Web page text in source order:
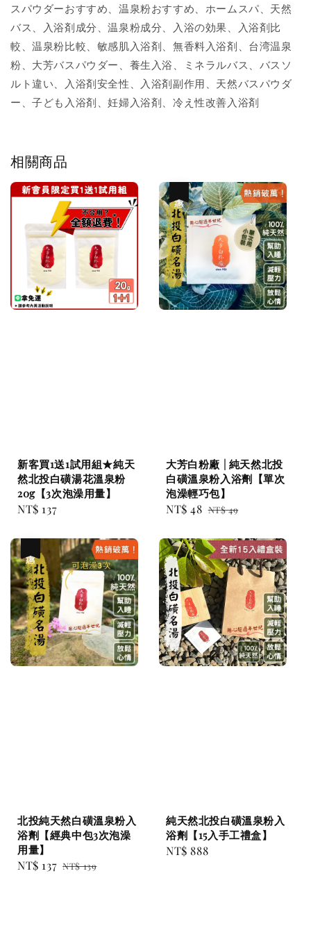
スパウダーおすすめ、温泉粉おすすめ、ホームスパ、天然
バス、入浴剤成分、温泉粉成分、入浴の効果、入浴剤比
較、温泉粉比較、敏感肌入浴剤、無香料入浴剤、台湾温泉
粉、大芳バスパウダー、養生入浴、ミネラルバス、バスソ
ルト違い、入浴剤安全性、入浴剤副作用、天然バスパウダ
ー、子ども入浴剤、妊婦入浴剤、冷え性改善入浴剤
相關商品
新客買1送1試用組★純天
然北投白磺湯花溫泉粉
20g【3次泡澡用量】
Regular
NT$ 137
大芳白粉廠 | 純天然北投
白磺溫泉粉入浴劑【單次
泡澡輕巧包】
Sale
NT$ 48 Regular
NT$ 49
北投純天然白磺溫泉粉入
浴劑【經典中包3次泡澡
用量】
Sale
NT$ 137 Regular
NT$ 139
純天然北投白磺溫泉粉入
浴劑【15入手工禮盒】
Regular
NT$ 888